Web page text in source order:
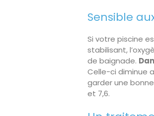
Sensible
Si votre piscine
stabilisant,
de baignade.
Celle-ci diminue
garder une
et 7,6.